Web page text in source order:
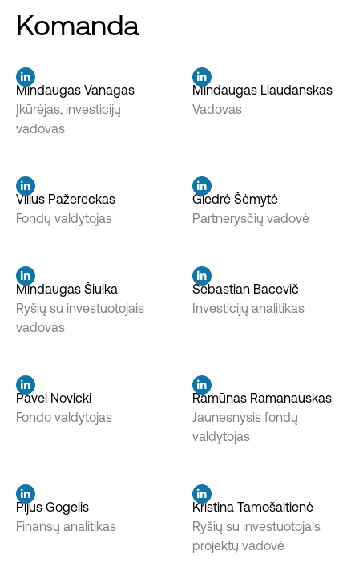
Komanda
Mindaugas Vanagas
Įkūrėjas, investicijų
vadovas
Mindaugas Liaudanskas
Vadovas
Vilius Pažereckas
Fondų valdytojas
Giedrė Šėmytė
Partnerysčių vadovė
Mindaugas Šiuika
Ryšių su investuotojais
vadovas
Sebastian Bacevič
Investicijų analitikas
Pavel Novicki
Fondo valdytojas
Ramūnas Ramanauskas
Jaunesnysis fondų
valdytojas
Pijus Gogelis
Finansų analitikas
Kristina Tamošaitienė
Ryšių su investuotojais
projektų vadovė